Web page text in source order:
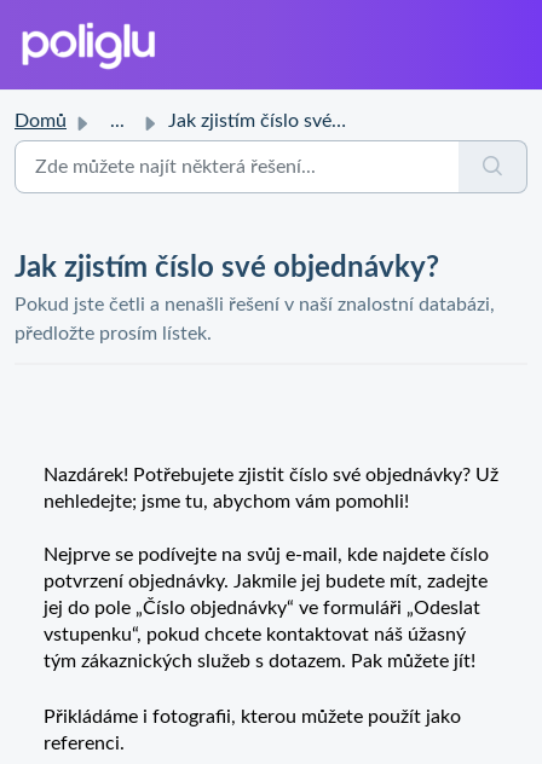
Domů ... Jak zjistím číslo své objednávky?
Jak zjistím číslo své objednávky?
Pokud jste četli a nenašli řešení v naší znalostní databázi,
předložte prosím lístek.
Nazdárek! Potřebujete zjistit číslo své objednávky? Už
nehledejte; jsme tu, abychom vám pomohli!
Nejprve se podívejte na svůj e-mail, kde najdete číslo
potvrzení objednávky. Jakmile jej budete mít, zadejte
jej do pole „Číslo objednávky“ ve formuláři „Odeslat
vstupenku“, pokud chcete kontaktovat náš úžasný
tým zákaznických služeb s dotazem. Pak můžete jít!
Přikládáme i fotografii, kterou můžete použít jako
referenci.